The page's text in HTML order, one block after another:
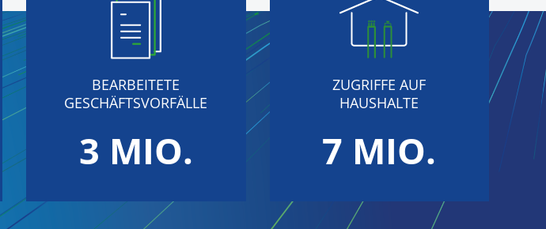
BEARBEITETE
GESCHÄFTSVORFÄLLE
3 MIO.
ZUGRIFFE AUF
HAUSHALTE
7 MIO.